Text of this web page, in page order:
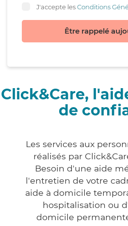
J'accepte lesConditions
Être rappelé
Click&Care,
de
Les services aux
réalisés par
Besoin d'une aide
l'entretien de votre
aide à domicile
hospitalisation ou
domicile